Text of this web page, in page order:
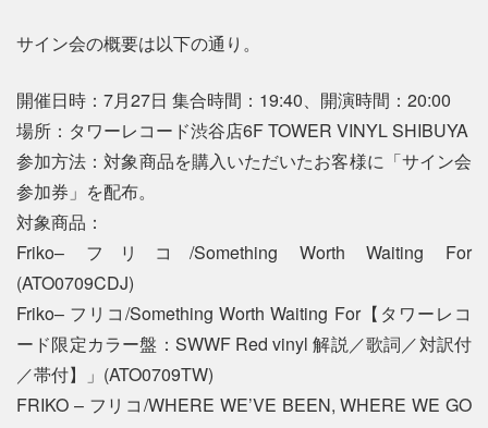
サイン会の概要は以下の通り。
開催日時：7月27日 集合時間：19:40、開演時間：20:00
場所：タワーレコード渋谷店6F TOWER VINYL SHIBUYA
参加方法：対象商品を購入いただいたお客様に「サイン会
参加券」を配布。
対象商品：
Friko– フリコ/Something Worth Waiting For
(ATO0709CDJ)
Friko– フリコ/Something Worth Waiting For【タワーレコ
ード限定カラー盤：SWWF Red vinyl 解説／歌詞／対訳付
／帯付】」(ATO0709TW)
FRIKO – フリコ/WHERE WE’VE BEEN, WHERE WE GO